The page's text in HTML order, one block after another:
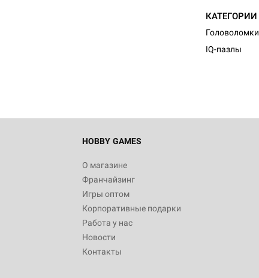
КАТЕГОРИИ
Головоломки
IQ-пазлы
HOBBY GAMES
О магазине
Франчайзинг
Игры оптом
Корпоративные подарки
Работа у нас
Новости
Контакты
Настольная игра Hobby World Журнал
"Мир фантастики. Спецвыпуск: Братья
империи: Боевая тревога
799
Настольная игра Hobby World Сумерки
империи. Четвёртая редакция: Грозовой
Рубеж
12 990